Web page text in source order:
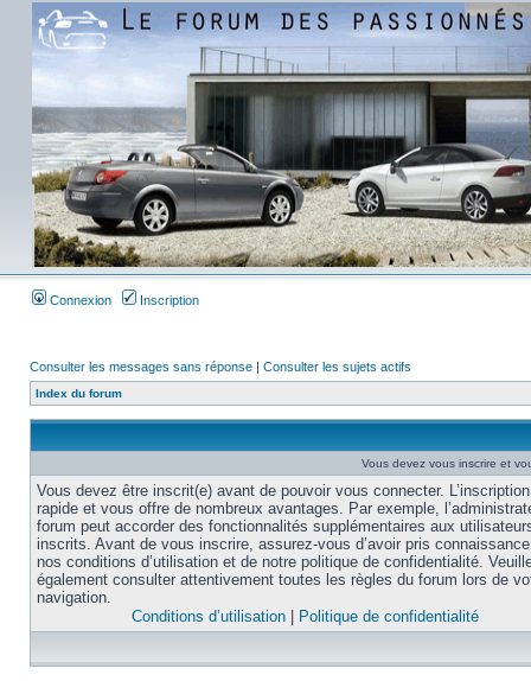
Connexion Inscription
Consulter les messages sans réponse | Consulter les sujets actifs
Index du forum
Vous devez vous inscrire et
Vous devez être inscrit(e) avant de pouvoir vous connecter.
rapide et vous offre de nombreux avantages. Par exemple,
forum peut accorder des fonctionnalités supplémentaires aux
inscrits. Avant de vous inscrire, assurez-vous d’avoir pris
nos conditions d’utilisation et de notre politique de confidentialité.
également consulter attentivement toutes les règles du forum lors de
navigation.
Conditions d’utilisation
Politique de confidentialité